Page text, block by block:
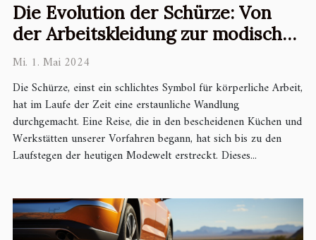
Die Evolution der Schürze: Von
der Arbeitskleidung zur modischen
Erklärung
Mi. 1. Mai 2024
Die Schürze, einst ein schlichtes Symbol für körperliche Arbeit,
hat im Laufe der Zeit eine erstaunliche Wandlung
durchgemacht. Eine Reise, die in den bescheidenen Küchen und
Werkstätten unserer Vorfahren begann, hat sich bis zu den
Laufstegen der heutigen Modewelt erstreckt. Dieses...